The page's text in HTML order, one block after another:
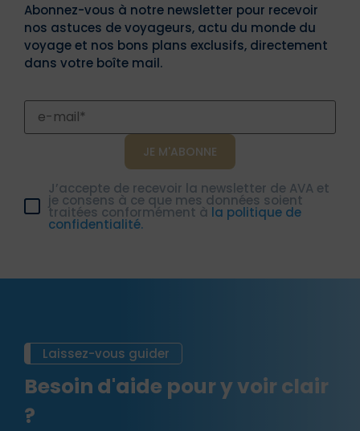
Abonnez-vous à notre newsletter pour recevoir
nos astuces de voyageurs, actu du monde du
voyage et nos bons plans exclusifs, directement
dans votre boîte mail.
J’accepte de recevoir la newsletter de AVA et
je consens à ce que mes données soient
traitées conformément à la politique de
confidentialité.
Laissez-vous guider
Besoin d'aide pour y voir clair
?